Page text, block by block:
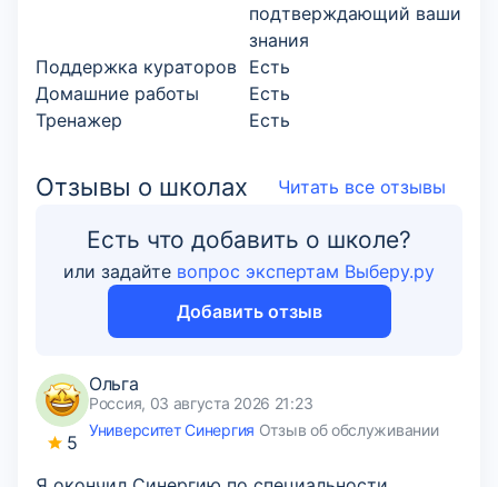
подтверждающий ваши
знания
Поддержка кураторов Есть
Домашние работы
Есть
Тренажер
Есть
Отзывы о школах Читать все отзывы
Есть что добавить о школе?
или задайте вопрос экспертам Выберу.ру
Добавить отзыв
5
Ольга
Россия, 03 августа 2026 21:23
Университет Синергия Отзыв об обслуживании